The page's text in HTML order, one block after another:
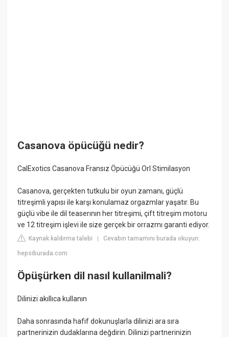
Casanova öpücüğü nedir?
CalExotics Casanova Fransız Öpücüğü Orl Stimilasyon
Casanova, gerçekten tutkulu bir oyun zamanı, güçlü
titreşimli yapısı ile karşı konulamaz orgazmlar yaşatır. Bu
güçlü vibe ile dil teaserının her titreşimi, çift titreşim motoru
ve 12 titreşim işlevi ile size gerçek bir orrazmı garanti ediyor.
Kaynak kaldırma talebi |Cevabın tamamını burada okuyun:
hepsiburada.com
Öpüşürken dil nasıl kullanilmali?
Dilinizi akıllıca kullanın
Daha sonrasında hafif dokunuşlarla dilinizi ara sıra
partnerinizin dudaklarına değdirin. Dilinizi partnerinizin